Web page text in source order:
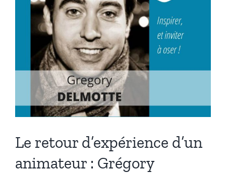
–
21min]
Le retour d’expérience d’un
animateur : Grégory